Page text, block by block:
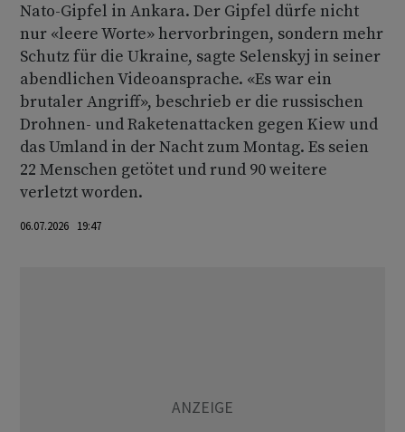
Nato-Gipfel in Ankara. Der Gipfel dürfe nicht
nur «leere Worte» hervorbringen, sondern mehr
Schutz für die Ukraine, sagte Selenskyj in seiner
abendlichen Videoansprache. «Es war ein
brutaler Angriff», beschrieb er die russischen
Drohnen- und Raketenattacken gegen Kiew und
das Umland in der Nacht zum Montag. Es seien
22 Menschen getötet und rund 90 weitere
verletzt worden.
06.07.2026 19:47